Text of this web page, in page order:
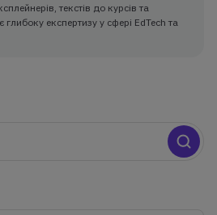
текстів до курсів та
експертизу у сфері EdTech та